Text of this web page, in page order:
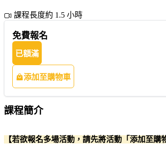
課程長度約 1.5 小時
免費報名
已額滿
添加至購物車
課程簡介
【若欲報名多場活動，請先將活動「添加至購